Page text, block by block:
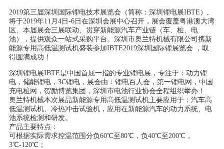
2019第三届深圳国际锂电技术展览会（简称：深圳锂电展IBTE）,
将于2019年11月4日-6日在深圳会展中心召开，展会覆盖粤港澳大湾
区、本届展会三展联动、贯穿新能源汽车产业链（车、桩、电
池），提供观众一站式采购平台。深圳市奥兰特机械有限公司携新
能源专用高低温测试机盛装参加IBTE2019深圳国际锂展览会 ，取
得圆满成功！
深圳锂电展IBTE是中国首屈一指的专业锂电展，专注于：动力锂
电，储能锂电，3C锂电，展会由：锂电百人会，第一锂电网，中国
充电桩网，贺励博览集团，深圳市电池行业协会全程组织举办！
奥兰特机械本次展品新能源专用高低温测试机主要应用于：汽车高
低温测试机、冷热冲击试验机，应用在新能源汽车的动力系统、电
池系统检测和研发。
产品主要特点：
可根据实际需求控温范围分负60℃至80℃，负40℃至200℃，
3℃-120℃；